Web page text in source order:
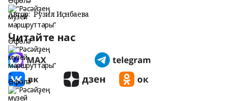
Автор: Рузилә Иҫәнбаева
Читайте нас